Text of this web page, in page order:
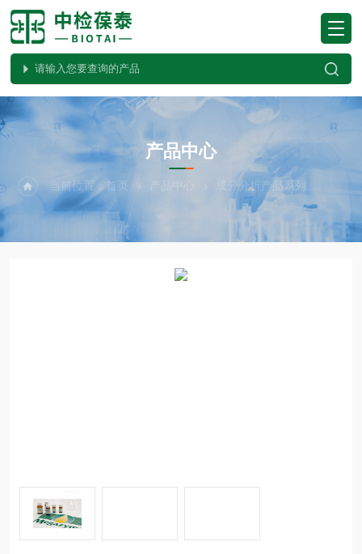
PRODUCTS CENTER
产品中心
当前位置：首页 产品中心 成分分析产品系列